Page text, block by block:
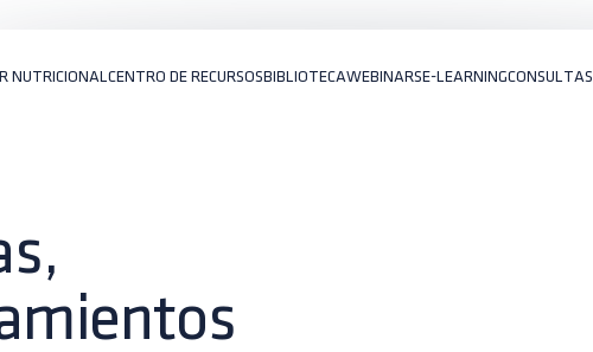
NUTRICIONAL CENTRO DE RECURSOSBIBLIOTECAWEBINARSE-LEARNINGCONSULTAS